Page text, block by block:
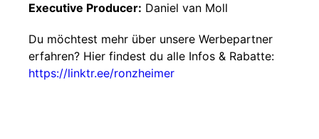
Executive Producer: Daniel van Moll
Du möchtest mehr über unsere Werbepartner
erfahren? Hier findest du alle Infos & Rabatte:
https://linktr.ee/ronzheimer